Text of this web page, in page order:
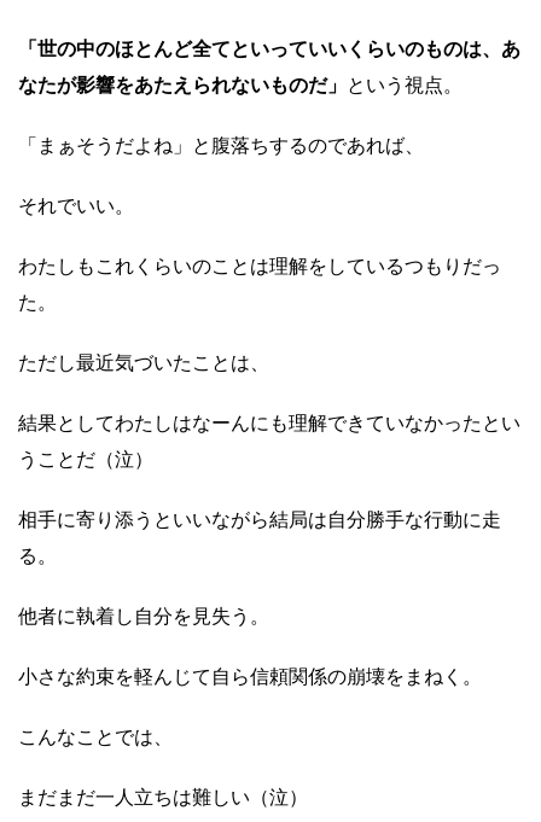
「世の中のほとんど全てといっていいくらいのものは、あ
なたが影響をあたえられないものだ」 という視点。
「まぁそうだよね」と腹落ちするのであれば、
それでいい。
わたしもこれくらいのことは理解をしているつもりだっ
た。
ただし最近気づいたことは、
結果としてわたしはなーんにも理解できていなかったとい
うことだ（泣）
相手に寄り添うといいながら結局は自分勝手な行動に走
る。
他者に執着し自分を見失う。
小さな約束を軽んじて自ら信頼関係の崩壊をまねく。
こんなことでは、
まだまだ一人立ちは難しい（泣）